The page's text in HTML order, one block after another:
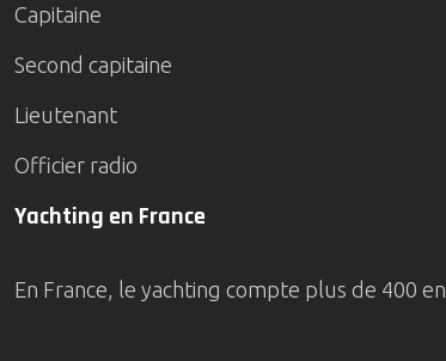
Capitaine
Second capitaine
Lieutenant
Officier radio
Yachting en France
En France, le yachting compte plus de 400